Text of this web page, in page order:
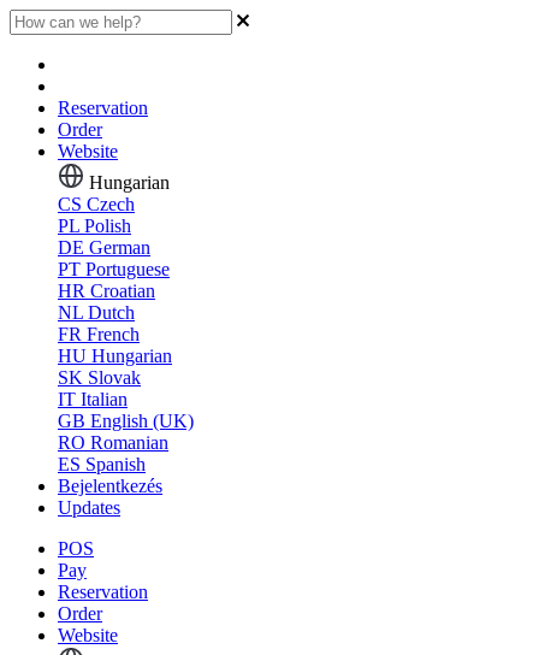
Reservation
Order
Website
Hungarian
CS Czech
PL Polish
DE German
PT Portuguese
HR Croatian
NL Dutch
FR French
HU Hungarian
SK Slovak
IT Italian
GB English (UK)
RO Romanian
ES Spanish
Bejelentkezés
Updates
POS
Pay
Reservation
Order
Website